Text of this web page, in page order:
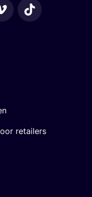
retailers